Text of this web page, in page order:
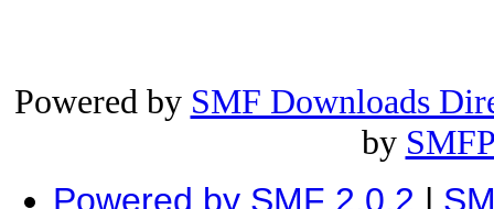
Powered by SMF Downloads
by
Powered by SMF 2.0.2 |